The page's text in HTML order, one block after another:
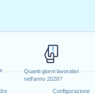
Quanti giorni lavorativi
nell'anno 2026?
Configurazione